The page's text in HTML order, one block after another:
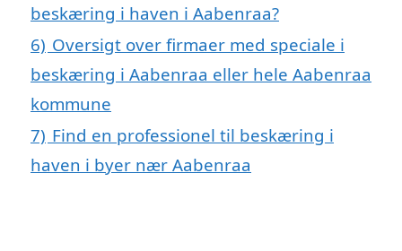
beskæring i haven i Aabenraa?
6) Oversigt over firmaer med speciale i
beskæring i Aabenraa eller hele Aabenraa
kommune
7) Find en professionel til beskæring i
haven i byer nær Aabenraa